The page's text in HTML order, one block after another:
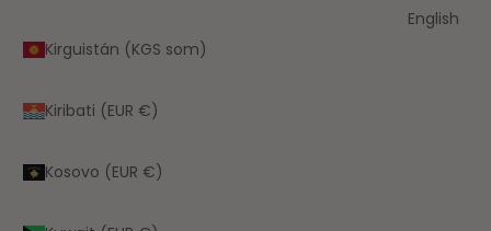
Kirguistán (KGS som)
Kiribati (EUR €)
Kosovo (EUR €)
English